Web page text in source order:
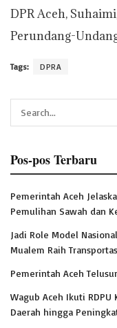
DPR Aceh,
Perundang-
Tags: DPRA
Pos-pos Terbaru
Pemerintah Aceh
Pemulihan Sawah dan
Jadi Role Model
Mualem Raih
Pemerintah Aceh
Wagub Aceh Ikuti RDPU
Daerah hingga